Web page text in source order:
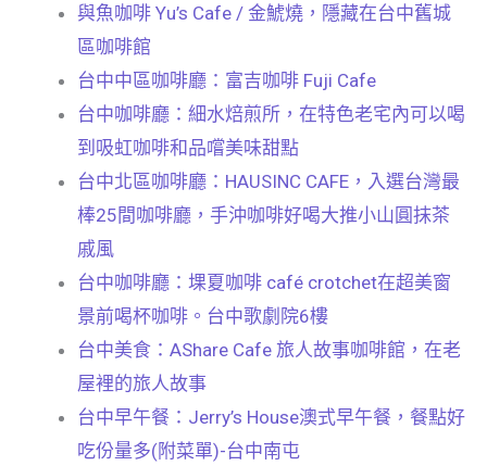
與魚咖啡 Yu’s Cafe / 金鯱燒，隱藏在台中舊城
區咖啡館
台中中區咖啡廳：富吉咖啡 Fuji Cafe
台中咖啡廳：細水焙煎所，在特色老宅內可以喝
到吸虹咖啡和品嚐美味甜點
台中北區咖啡廳：HAUSINC CAFE，入選台灣最
棒25間咖啡廳，手沖咖啡好喝大推小山圓抹茶
戚風
台中咖啡廳：堁夏咖啡 café crotchet在超美窗
景前喝杯咖啡。台中歌劇院6樓
台中美食：AShare Cafe 旅人故事咖啡館，在老
屋裡的旅人故事
台中早午餐：Jerry’s House澳式早午餐，餐點好
吃份量多(附菜單)-台中南屯